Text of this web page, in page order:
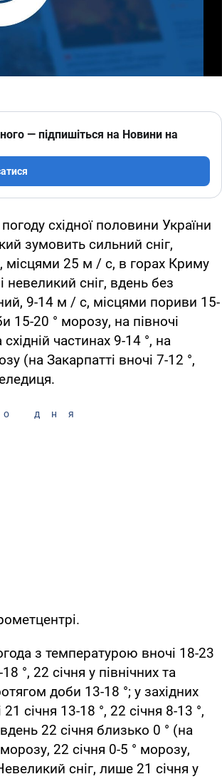
— підпишіться на Новини на
східної половини України
зумовить сильний сніг,
місцями 25 м / с, в горах Криму
невеликий сніг, вдень без
9-14 м / с, місцями пориви 15-
15-20 ° морозу, на півночі
частинах 9-14 °, на
(на Закарпатті вночі 7-12 °,
дня
з температурою вночі 18-23
°, 22 січня у північних та
доби 13-18 °; у західних
січня 13-18 °, 22 січня 8-13 °,
22 січня близько 0 ° (на
22 січня 0-5 ° морозу,
сніг, лише 21 січня у